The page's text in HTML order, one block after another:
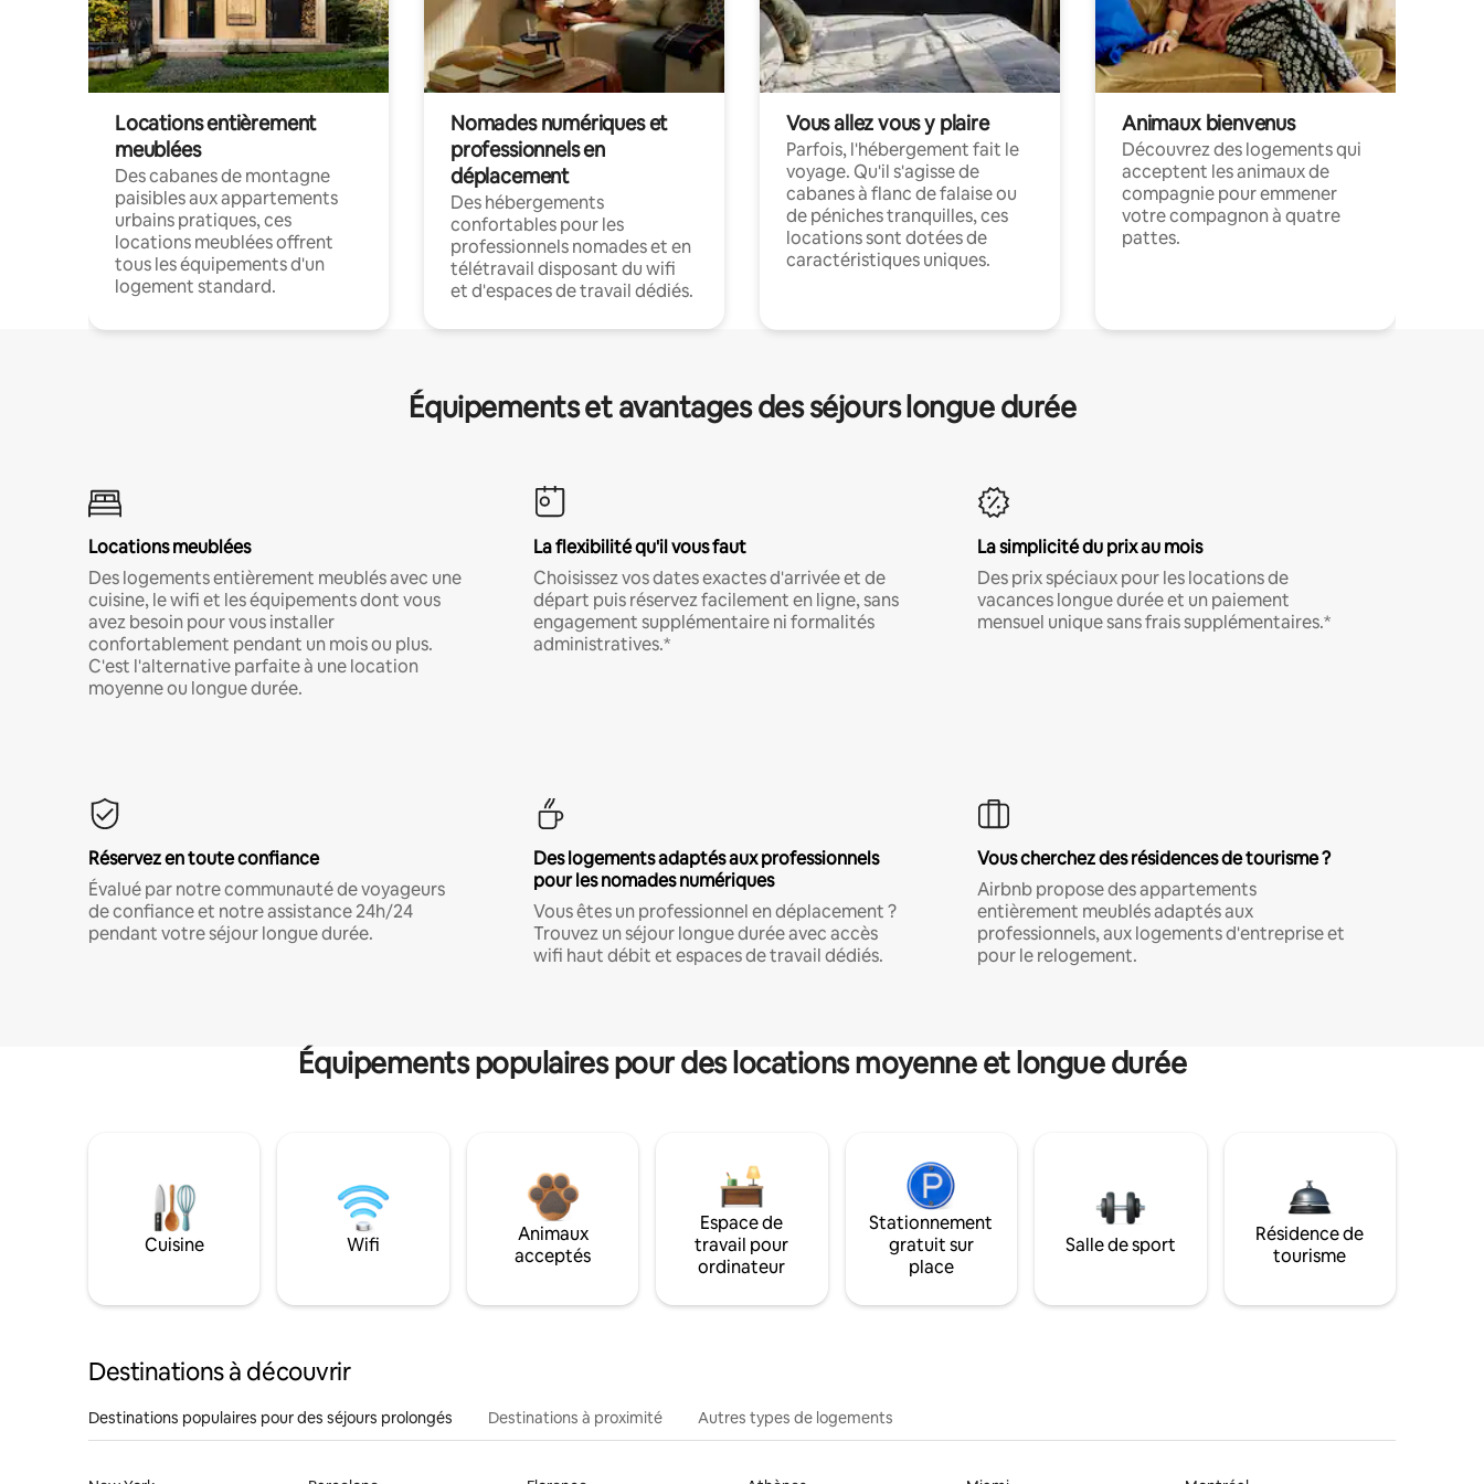
Locations entièrement
meublées
Des cabanes de montagne
paisibles aux appartements
urbains pratiques, ces
locations meublées offrent
tous les équipements d'un
logement standard.
Nomades numériques et
professionnels en
déplacement
Des hébergements
confortables pour les
professionnels nomades et en
télétravail disposant du wifi
et d'espaces de travail dédiés.
Vous allez vous y plaire
Parfois, l'hébergement fait le
voyage. Qu'il s'agisse de
cabanes à flanc de falaise ou
de péniches tranquilles, ces
locations sont dotées de
caractéristiques uniques.
Animaux bienvenus
Découvrez des logements qui
acceptent les animaux de
compagnie pour emmener
votre compagnon à quatre
pattes.
Équipements et avantages des séjours longue durée
Locations meublées
Des logements entièrement meublés avec une
cuisine, le wifi et les équipements dont vous
avez besoin pour vous installer
confortablement pendant un mois ou plus.
C'est l'alternative parfaite à une location
moyenne ou longue durée.
La flexibilité qu'il vous faut
Choisissez vos dates exactes d'arrivée et de
départ puis réservez facilement en ligne, sans
engagement supplémentaire ni formalités
administratives.*
La simplicité du prix au mois
Des prix spéciaux pour les locations de
vacances longue durée et un paiement
mensuel unique sans frais supplémentaires.*
Réservez en toute confiance
Évalué par notre communauté de voyageurs
de confiance et notre assistance 24h/24
pendant votre séjour longue durée.
Des logements adaptés aux professionnels
pour les nomades numériques
Vous êtes un professionnel en déplacement ?
Trouvez un séjour longue durée avec accès
wifi haut débit et espaces de travail dédiés.
Vous cherchez des résidences de tourisme ?
Airbnb propose des appartements
entièrement meublés adaptés aux
professionnels, aux logements d'entreprise et
pour le relogement.
Équipements populaires pour des locations moyenne et longue durée
Cuisine Wifi
Animaux
acceptés
Espace de
travail pour
ordinateur
Stationnement
gratuit sur
place
Salle de sport
Résidence de
tourisme
Destinations à découvrir
Destinations populaires pour des séjours prolongés Destinations à proximité Autres types de logements